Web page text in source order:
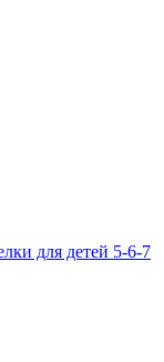
для детей 5-6-7